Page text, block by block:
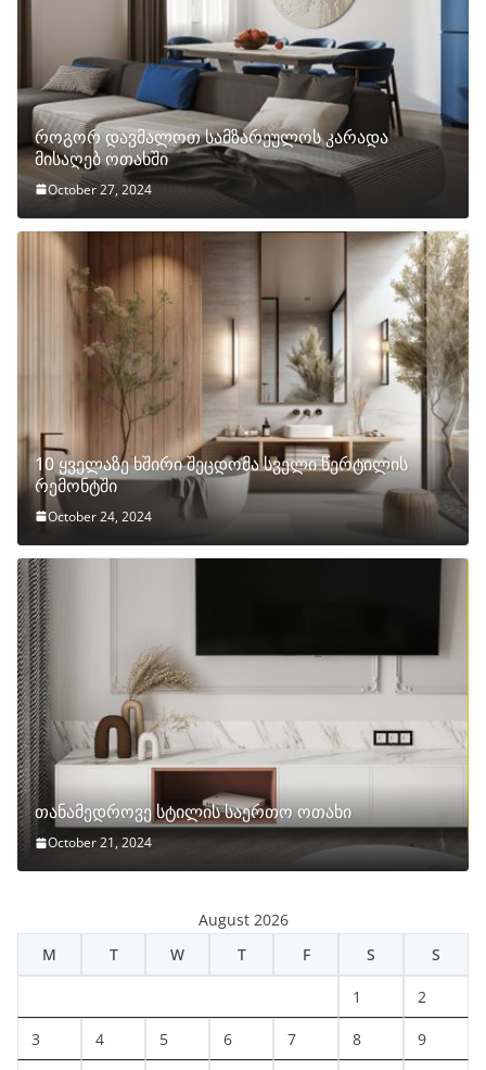
როგორ დავმალოთ სამზარეულოს კარადა
მისაღებ ოთახში
October 27, 2024
10 ყველაზე ხშირი შეცდომა სველი წერტილის
რემონტში
October 24, 2024
თანამედროვე სტილის საერთო ოთახი
October 21, 2024
August 2026
M
T W T F S S
1 2
3 4 5 6 7 8 9